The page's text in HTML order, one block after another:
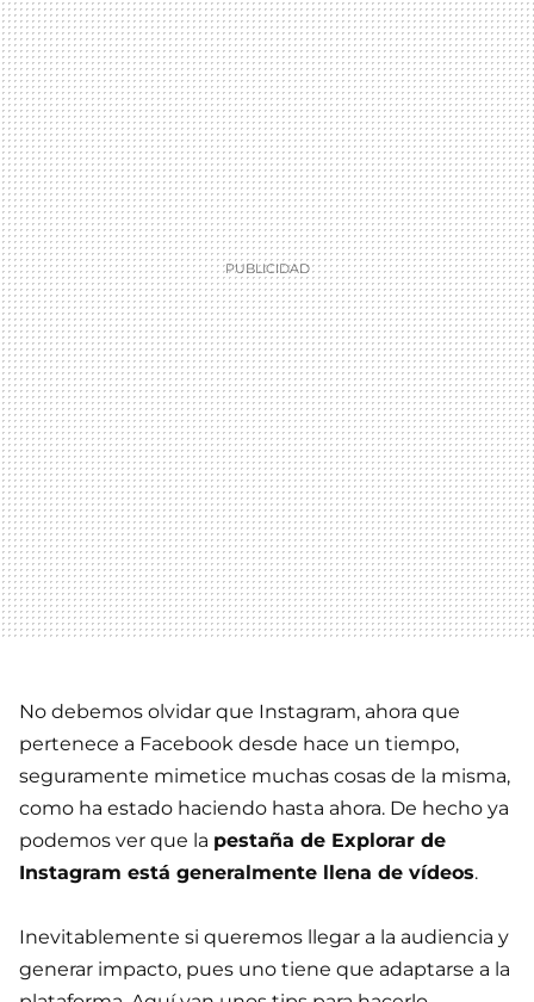
No debemos olvidar que Instagram, ahora que
pertenece a Facebook desde hace un tiempo,
seguramente mimetice muchas cosas de la misma,
como ha estado haciendo hasta ahora. De hecho ya
podemos ver que la pestaña de Explorar de
Instagram está generalmente llena de vídeos.
Inevitablemente si queremos llegar a la audiencia y
generar impacto, pues uno tiene que adaptarse a la